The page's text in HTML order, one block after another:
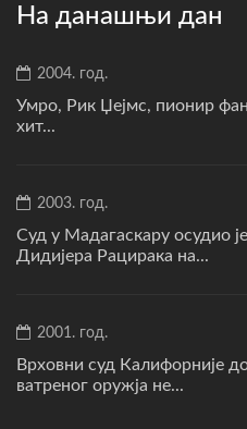
На данашњи дан
2004. год.
Умро, Рик Џејмс, пионир
хит...
2003. год.
Суд у Мадагаскару осудио
Дидијера Рацирака на...
2001. год.
Врховни суд Калифорније
ватреног оружја не...